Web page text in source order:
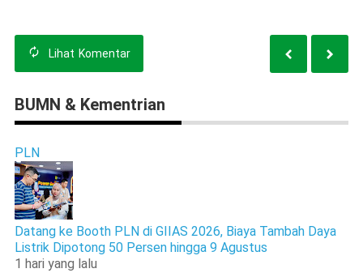
Lihat Komentar
BUMN & Kementrian
PLN
Datang ke Booth PLN di GIIAS 2026, Biaya Tambah Daya
Listrik Dipotong 50 Persen hingga 9 Agustus
1 hari yang lalu